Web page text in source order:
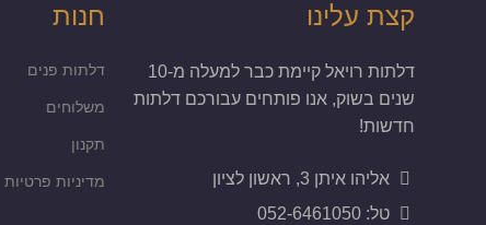
קצת עלינו
דלתות רויאל קיימת כבר למעלה מ-10
שנים בשוק, אנו פותחים עבורכם דלתות
חדשות!
אליהו איתן 3, ראשון לציון
טל: 052-6461050
חנות
דלתות פנים
משלוחים
תקנון
מדיניות פרטיות